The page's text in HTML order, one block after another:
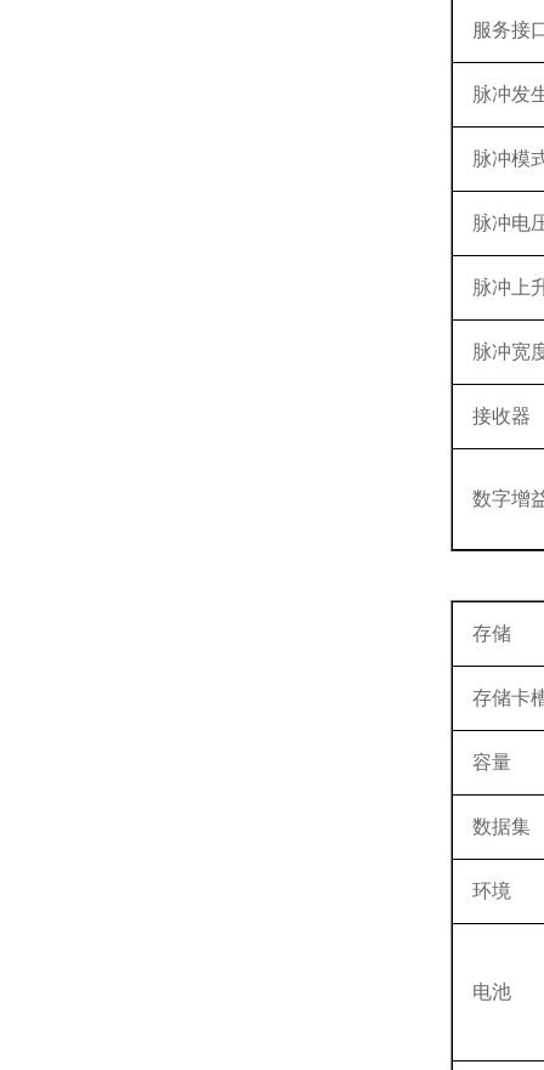
服务接
脉冲发
脉冲模
脉冲电
脉冲上
脉冲宽
接收器
数字增
存储
存储卡
容量
数据集
环境
电池